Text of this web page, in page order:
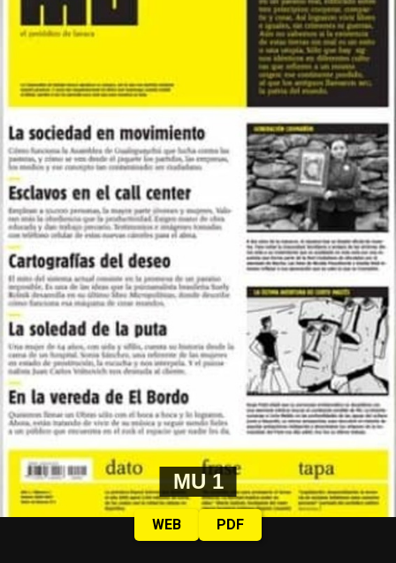
MU 1
WEB PDF